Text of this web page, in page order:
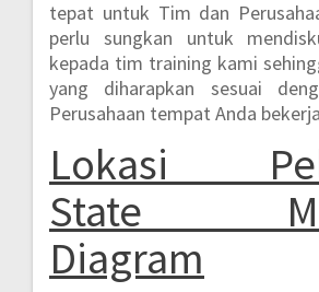
tepat untuk Tim dan
perlu sungkan untuk
kepada tim training kami
yang diharapkan sesuai
Perusahaan tempat Anda
Lokasi
State
Diagram